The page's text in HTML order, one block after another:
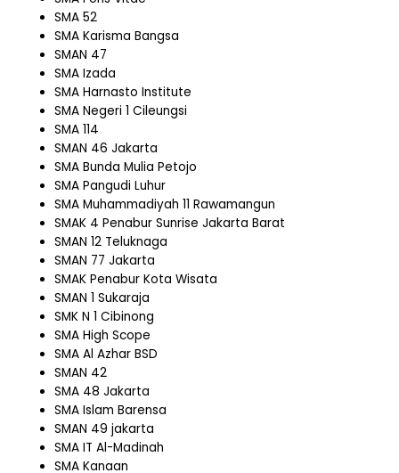
SMA 52
SMA Karisma Bangsa
SMAN 47
SMA Izada
SMA Harnasto Institute
SMA Negeri 1 Cileungsi
SMA 114
SMAN 46 Jakarta
SMA Bunda Mulia Petojo
SMA Pangudi Luhur
SMA Muhammadiyah 11 Rawamangun
SMAK 4 Penabur Sunrise Jakarta Barat
SMAN 12 Teluknaga
SMAN 77 Jakarta
SMAK Penabur Kota Wisata
SMAN 1 Sukaraja
SMK N 1 Cibinong
SMA High Scope
SMA Al Azhar BSD
SMAN 42
SMA 48 Jakarta
SMA Islam Barensa
SMAN 49 jakarta
SMA IT Al-Madinah
SMA Kanaan